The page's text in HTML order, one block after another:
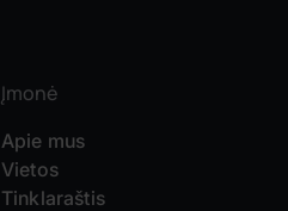
Įmonė
Apie mus
Vietos
Tinklaraštis